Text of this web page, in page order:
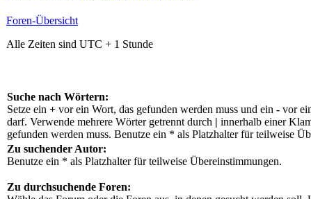
Foren-Übersicht
Alle Zeiten sind UTC + 1 Stunde
Suche nach Wörtern:
Setze ein + vor ein Wort, das gefunden werden muss und ein - vor
darf. Verwende mehrere Wörter getrennt durch | innerhalb einer
gefunden werden muss. Benutze ein * als Platzhalter für teilweise
Zu suchender Autor:
Benutze ein * als Platzhalter für teilweise Übereinstimmungen.
Zu durchsuchende Foren: